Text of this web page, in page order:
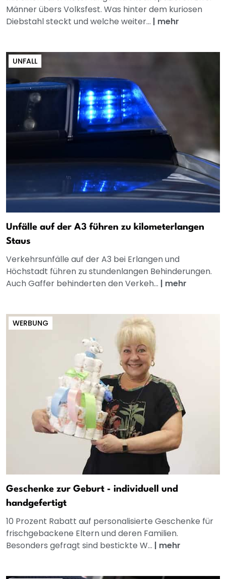
Männer übers Volksfest. Was hinter dem kuriosen
Diebstahl steckt und welche weiter... | mehr
UNFALL
Unfälle auf der A3 führen zu kilometerlangen
Staus
Verkehrsunfälle auf der A3 bei Erlangen und
Höchstadt führen zu stundenlangen Behinderungen.
Auch Gaffer behinderten den Verkeh... | mehr
WERBUNG
Geschenke zur Geburt - individuell und
handgefertigt
10 Prozent Rabatt auf personalisierte Geschenke für
frischgebackene Eltern und deren Familien.
Besonders gefragt sind bestickte W... | mehr